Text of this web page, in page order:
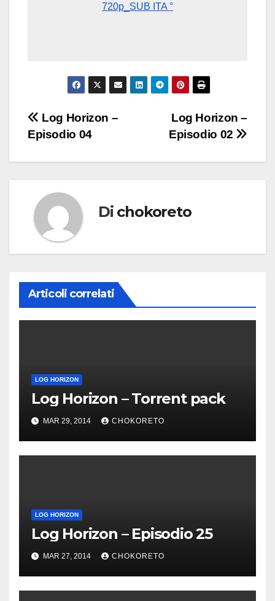
720p_SUB ITA °
Navigazione
articoli
Log Horizon –
Episodio 02
Log Horizon –
Episodio 04
Di chokoreto
Articoli correlati
LOG HORIZON
Log Horizon – Torrent pack
MAR 29, 2014 CHOKORETO
LOG HORIZON
Log Horizon – Episodio 25
MAR 27, 2014 CHOKORETO